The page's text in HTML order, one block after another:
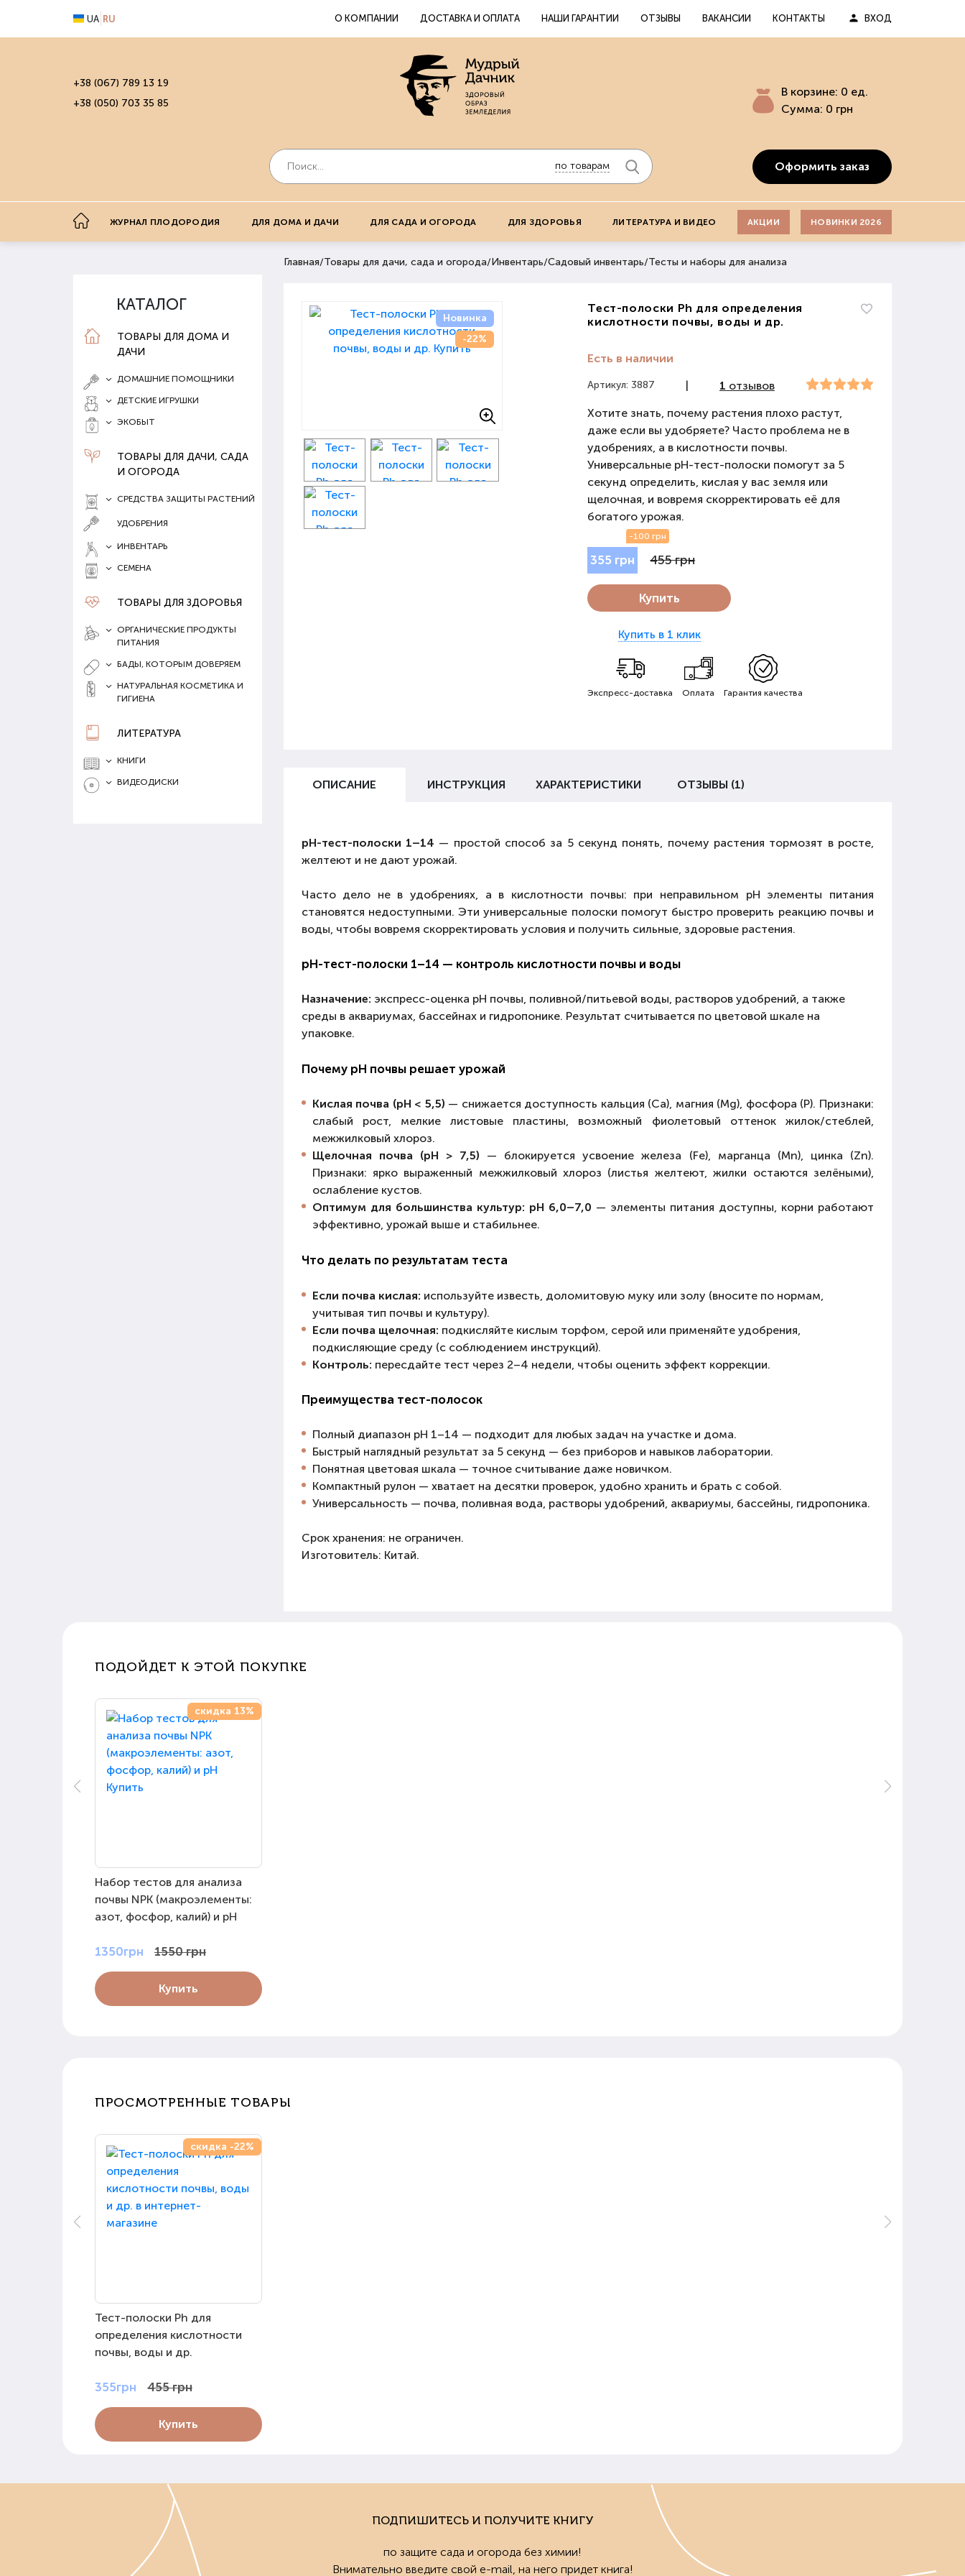
UA RU О КОМПАНИИ ДОСТАВКА И ОПЛАТА НАШИ ГАРАНТИИ ОТЗЫВЫ ВАКАНСИИ КОНТАКТЫ ВХОД
+38 (067) 789 13 19
+38 (050) 703 35 85
по товарам
В корзине: 0 ед.
Сумма: 0 грн
Оформить заказ
ЖУРНАЛ ПЛОДОРОДИЯ ДЛЯ ДОМА И ДАЧИ ДЛЯ САДА И ОГОРОДА ДЛЯ ЗДОРОВЬЯ ЛИТЕРАТУРА И ВИДЕО АКЦИИ НОВИНКИ 2026
КАТАЛОГ
ТОВАРЫ ДЛЯ ДОМА И
ДАЧИ
ДОМАШНИЕ ПОМОЩНИКИ
ДЕТСКИЕ ИГРУШКИ
ЭКОБЫТ
ТОВАРЫ ДЛЯ ДАЧИ, САДА
И ОГОРОДА
СРЕДСТВА ЗАЩИТЫ РАСТЕНИЙ
УДОБРЕНИЯ
ИНВЕНТАРЬ
СЕМЕНА
ТОВАРЫ ДЛЯ ЗДОРОВЬЯ
ОРГАНИЧЕСКИЕ ПРОДУКТЫ
ПИТАНИЯ
БАДЫ, КОТОРЫМ ДОВЕРЯЕМ
НАТУРАЛЬНАЯ КОСМЕТИКА И
ГИГИЕНА
ЛИТЕРАТУРА
КНИГИ
ВИДЕОДИСКИ
Главная/Товары для дачи, сада и огорода/Инвентарь/Садовый инвентарь/Тесты и наборы для анализа
Новинка
-22%
Тест-полоски Ph для определения
кислотности почвы, воды и др.
Есть в наличии
Артикул: 3887 | 1 отзывов
Хотите знать, почему растения плохо растут,
даже если вы удобряете? Часто проблема не в
удобрениях, а в кислотности почвы.
Универсальные pH-тест-полоски помогут за 5
секунд определить, кислая у вас земля или
щелочная, и вовремя скорректировать её для
богатого урожая.
355 грн
-100 грн
455 грн
Купить
Купить в 1 клик
Экспресс-доставка Оплата Гарантия качества
ОПИСАНИЕ ИНСТРУКЦИЯ ХАРАКТЕРИСТИКИ ОТЗЫВЫ (1)
pH-тест-полоски 1–14 — простой способ за 5 секунд понять, почему растения тормозят в росте,
желтеют и не дают урожай.
Часто дело не в удобрениях, а в кислотности почвы: при неправильном pH элементы питания
становятся недоступными. Эти универсальные полоски помогут быстро проверить реакцию почвы и
воды, чтобы вовремя скорректировать условия и получить сильные, здоровые растения.
pH-тест-полоски 1–14 — контроль кислотности почвы и воды
Назначение: экспресс-оценка pH почвы, поливной/питьевой воды, растворов удобрений, а также
среды в аквариумах, бассейнах и гидропонике. Результат считывается по цветовой шкале на
упаковке.
Почему pH почвы решает урожай
Кислая почва (pH < 5,5) — снижается доступность кальция (Ca), магния (Mg), фосфора (P). Признаки:
слабый рост, мелкие листовые пластины, возможный фиолетовый оттенок жилок/стеблей,
межжилковый хлороз.
Щелочная почва (pH > 7,5) — блокируется усвоение железа (Fe), марганца (Mn), цинка (Zn).
Признаки: ярко выраженный межжилковый хлороз (листья желтеют, жилки остаются зелёными),
ослабление кустов.
Оптимум для большинства культур: pH 6,0–7,0 — элементы питания доступны, корни работают
эффективно, урожай выше и стабильнее.
Что делать по результатам теста
Если почва кислая: используйте известь, доломитовую муку или золу (вносите по нормам,
учитывая тип почвы и культуру).
Если почва щелочная: подкисляйте кислым торфом, серой или применяйте удобрения,
подкисляющие среду (с соблюдением инструкций).
Контроль: пересдайте тест через 2–4 недели, чтобы оценить эффект коррекции.
Преимущества тест-полосок
Полный диапазон pH 1–14 — подходит для любых задач на участке и дома.
Быстрый наглядный результат за 5 секунд — без приборов и навыков лаборатории.
Понятная цветовая шкала — точное считывание даже новичком.
Компактный рулон — хватает на десятки проверок, удобно хранить и брать с собой.
Универсальность — почва, поливная вода, растворы удобрений, аквариумы, бассейны, гидропоника.
Срок хранения: не ограничен.
Изготовитель: Китай.
ПОДОЙДЕТ К ЭТОЙ ПОКУПКЕ
скидка 13%
Набор тестов для анализа
почвы NPK (макроэлементы:
азот, фосфор, калий) и pH
1350грн 1550 грн
Купить
ПРОСМОТРЕННЫЕ ТОВАРЫ
скидка -22%
Тест-полоски Ph для
определения кислотности
почвы, воды и др.
355грн 455 грн
Купить
ПОДПИШИТЕСЬ И ПОЛУЧИТЕ КНИГУ
по защите сада и огорода без химии!
Внимательно введите свой e-mail, на него придет книга!